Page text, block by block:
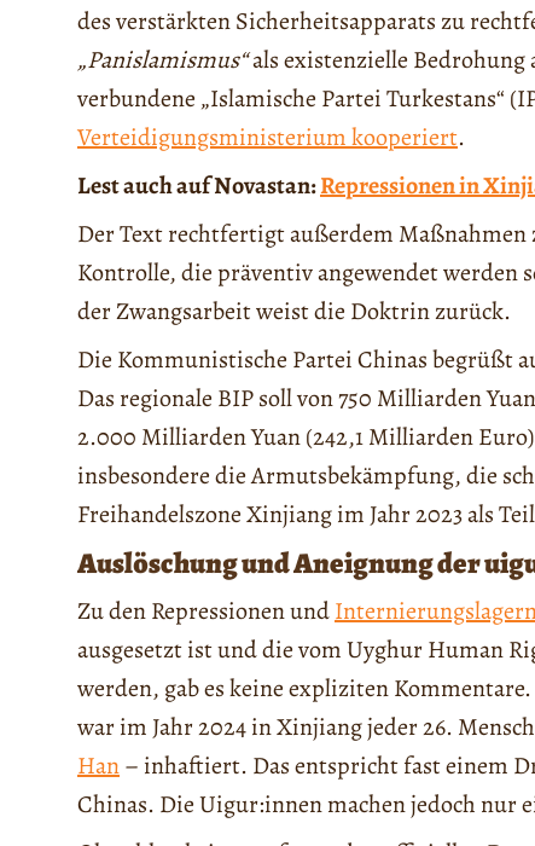
des verstärkten Sicherheitsapparats zu
„Panislamismus“als existenzielle
verbundene „Islamische Partei Turkestans“
Verteidigungsministerium kooperiert.
Lest auch auf Novastan:Repressionen in
Der Text rechtfertigt außerdem
Kontrolle, die präventiv angewendet werden
der Zwangsarbeit weist die Doktrin zurück.
Die Kommunistische Partei Chinas begrüßt
Das regionale BIP soll von 750 Milliarden
2.000 Milliarden Yuan (242,1 Milliarden
insbesondere die Armutsbekämpfung, die
Freihandelszone Xinjiang im Jahr 2023 als
Auslöschung und Aneignung der
Zu den Repressionen und
ausgesetzt ist und die vom Uyghur Human
werden, gab es keine expliziten
war im Jahr 2024 in Xinjiang jeder 26.
Han– inhaftiert. Das entspricht fast einem
Chinas. Die Uigur:innen machen jedoch nur